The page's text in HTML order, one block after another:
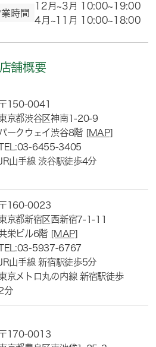
時間
12月~3月 10:00~19:00
4月~11月 10:00~18:00
店舗概要
150-0041
京都渋谷区神南1-20-9
ークウェイ渋谷8階 [MAP]
6455-3405
山手線 渋谷駅徒歩4分
160-0023
京都新宿区西新宿7-1-11
栄ビル6階 [MAP]
5937-6767
山手線 新宿駅徒歩5分
京メトロ丸の内線 新宿駅徒歩
分
170-0013